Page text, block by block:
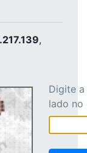
,
Digite
lado no